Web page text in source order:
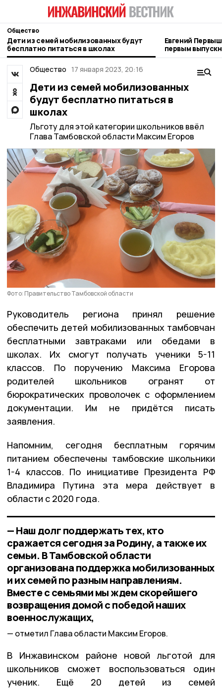
Общество
Дети из семей мобилизованных будут
бесплатно питаться в школах
Евгений
первым
Тамбовщины»
Общество 17 января 2023, 20:16
Дети из семей мобилизованных
будут бесплатно питаться в
школах
Льготу для этой категории школьников ввёл
Глава Тамбовской области Максим Егоров
Фото: Правительство Тамбовской области
Руководитель региона принял решение
обеспечить детей мобилизованных тамбовчан
бесплатными завтраками или обедами в
школах. Их смогут получать ученики 5-11
классов. По поручению Максима Егорова
родителей школьников огранят от
бюрократических проволочек с оформлением
документации. Им не придётся писать
заявления.
Напомним, сегодня бесплатным горячим
питанием обеспечены тамбовские школьники
1-4 классов. По инициативе Президента РФ
Владимира Путина эта мера действует в
области с 2020 года.
— Наш долг поддержать тех, кто
сражается сегодня за Родину, а также их
семьи. В Тамбовской области
организована поддержка мобилизованных
и их семей по разным направлениям.
Вместе с семьями мы ждем скорейшего
возвращения домой с победой наших
военнослужащих,
отметил Глава области Максим Егоров.
В Инжавинском районе новой льготой для
школьников сможет воспользоваться один
ученик. Ещё 20 детей из семей